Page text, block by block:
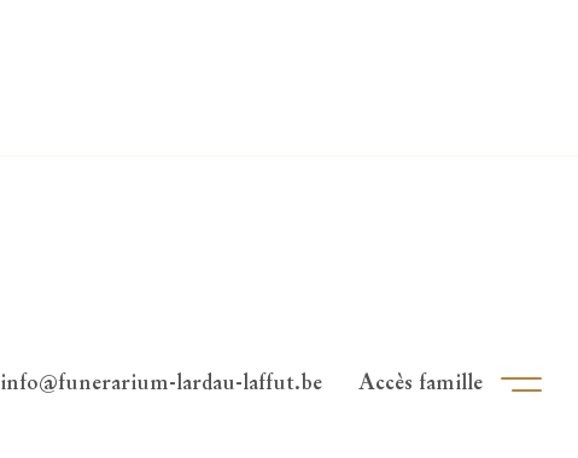
info@funerarium-lardau-laffut.be Accès famille